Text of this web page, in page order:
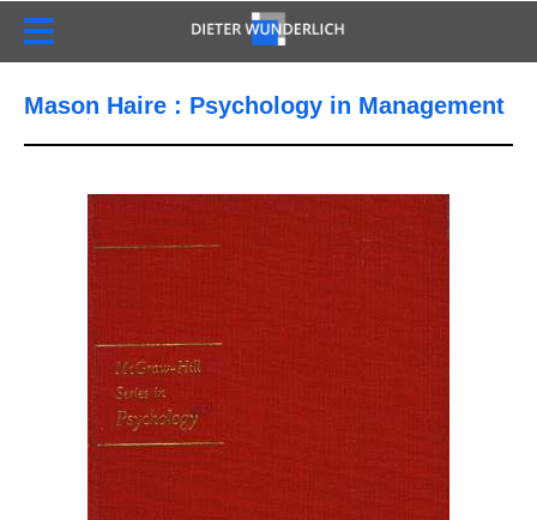
Mason Haire : Psychology in Management